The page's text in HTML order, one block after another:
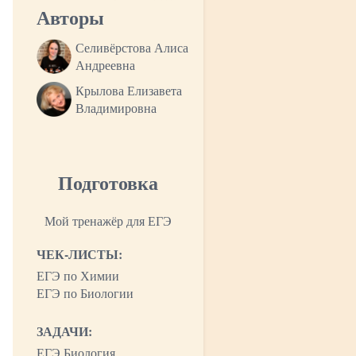
Авторы
Селивёрстова Алиса
Андреевна
Крылова Елизавета
Владимировна
Подготовка
Мой тренажёр для ЕГЭ
ЧЕК-ЛИСТЫ:
ЕГЭ по Химии
ЕГЭ по Биологии
ЗАДАЧИ:
ЕГЭ Биология